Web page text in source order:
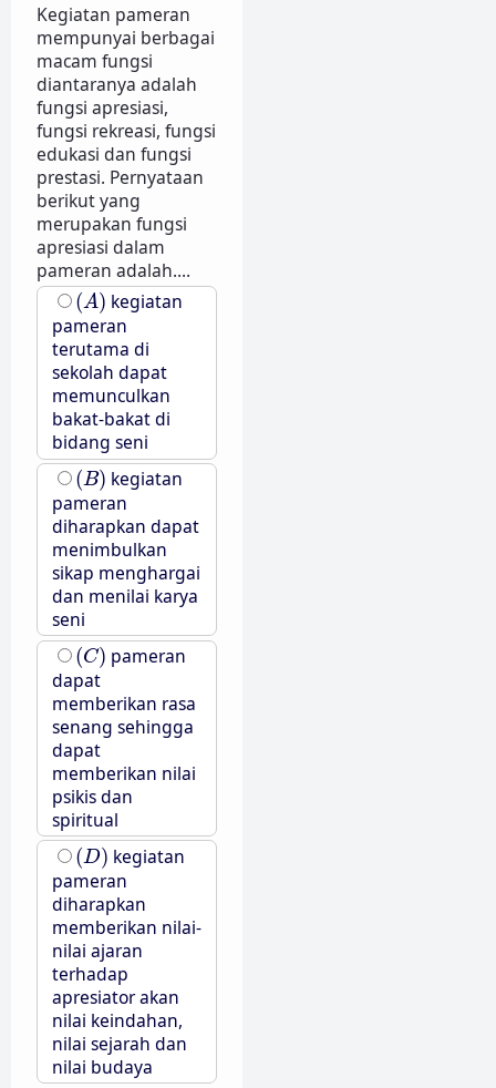
Kegiatan pameran
mempunyai berbagai
macam fungsi
diantaranya adalah
fungsi apresiasi,
fungsi rekreasi, fungsi
edukasi dan fungsi
prestasi. Pernyataan
berikut yang
merupakan fungsi
apresiasi dalam
pameran adalah....
(A)
(A) kegiatan
pameran
terutama di
sekolah dapat
memunculkan
bakat-bakat di
bidang seni
(B)
(B) kegiatan
pameran
diharapkan dapat
menimbulkan
sikap menghargai
dan menilai karya
seni
(C)
(C) pameran
dapat
memberikan rasa
senang sehingga
dapat
memberikan nilai
psikis dan
spiritual
(D)
(D) kegiatan
pameran
diharapkan
memberikan nilai-
nilai ajaran
terhadap
apresiator akan
nilai keindahan,
nilai sejarah dan
nilai budaya